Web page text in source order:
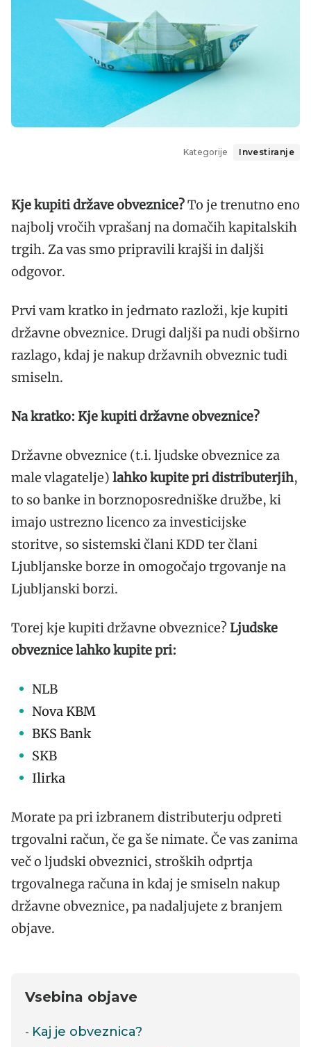
Kategorije Investiranje
Kje kupiti države obveznice?To je trenutno eno
najbolj vročih vprašanj na domačih kapitalskih
trgih. Za vas smo pripravili krajši in daljši
odgovor.
Prvi vam kratko in jedrnato razloži, kje kupiti
državne obveznice. Drugi daljši pa nudi obširno
razlago, kdaj je nakup državnih obveznic tudi
smiseln.
Na kratko: Kje kupiti državne obveznice?
Državne obveznice (t.i. ljudske obveznice za
male vlagatelje) lahko kupite pri distributerjih,
to so banke in borznoposredniške družbe, ki
imajo ustrezno licenco za investicijske
storitve, so sistemski člani KDD ter člani
Ljubljanske borze in omogočajo trgovanje na
Ljubljanski borzi.
Torej kje kupiti državne obveznice? Ljudske
obveznice lahko kupite pri:
NLB
Nova KBM
BKS Bank
SKB
Ilirka
Morate pa pri izbranem distributerju odpreti
trgovalni račun, če ga še nimate. Če vas zanima
več o ljudski obveznici, stroških odprtja
trgovalnega računa in kdaj je smiseln nakup
državne obveznice, pa nadaljujete z branjem
objave.
Vsebina objave
Kaj je obveznica?